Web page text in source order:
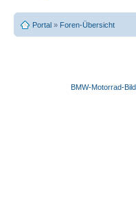
Portal » Foren-Übersicht
BMW-Motorrad-